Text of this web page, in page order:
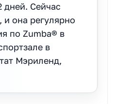
дней. Сейчас
и она регулярно
по Zumba® в
в
Мэриленд,